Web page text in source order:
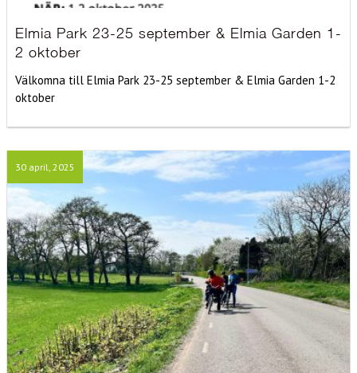
Elmia Park 23-25 september & Elmia Garden 1-
2 oktober
Välkomna till Elmia Park 23-25 september & Elmia Garden 1-2
oktober
30 april, 2025